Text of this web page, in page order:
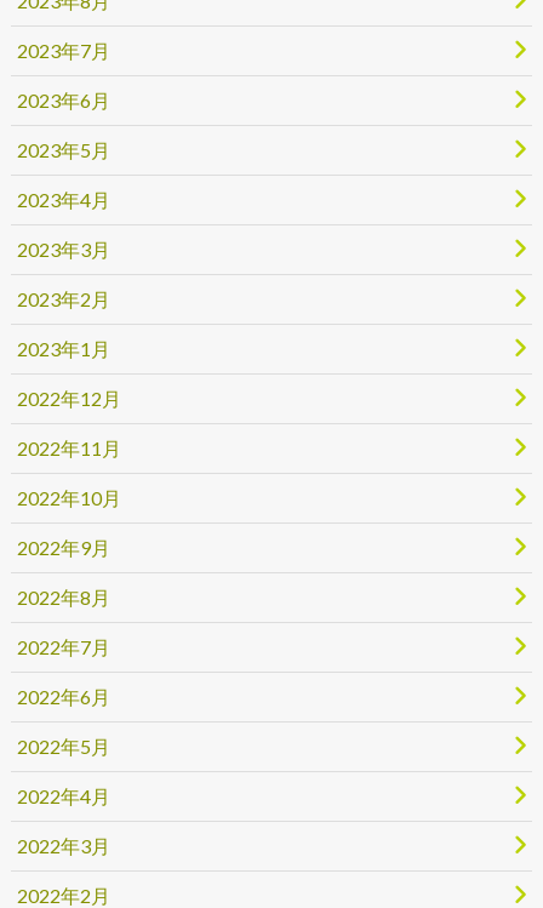
2023年7月
2023年6月
2023年5月
2023年4月
2023年3月
2023年2月
2023年1月
2022年12月
2022年11月
2022年10月
2022年9月
2022年8月
2022年7月
2022年6月
2022年5月
2022年4月
2022年3月
2022年2月